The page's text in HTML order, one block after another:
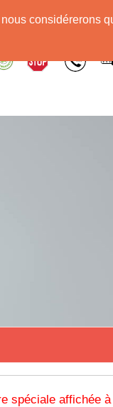
considérerons
spéciale affichée